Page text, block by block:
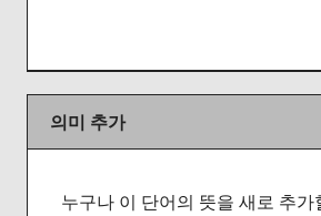
의미 추가
누구나 이 단어의 뜻을 새로 추가